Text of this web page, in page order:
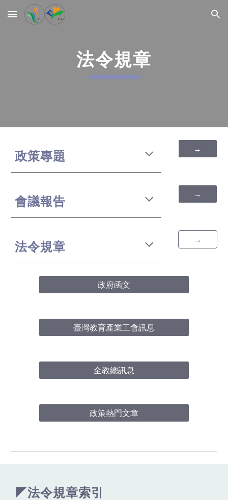
Skip to main content Skip to navigation
法令規章
政策專題 →
會議報告 →
法令規章 →
政府函文
臺灣教育產業工會訊息
全教總訊息
政策熱門文章
◤法令規章索引